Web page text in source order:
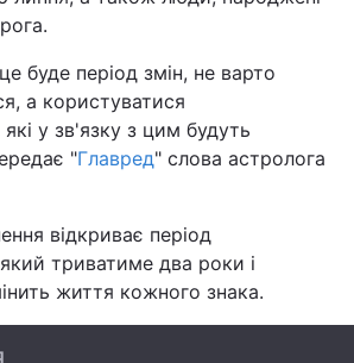
Світ
Наука
Інциденти
буде період змін, не варто
а користуватися
у зв'язку з цим будуть
"Главред" слова астролога
відкриває період
триватиме два роки і
життя кожного знака.